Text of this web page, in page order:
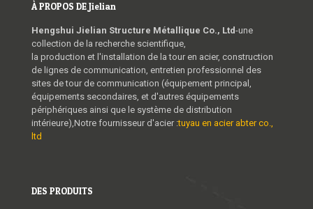
À PROPOS DE Jielian
Hengshui Jielian Structure Métallique Co., Ltd-une
collection de la recherche scientifique,
la production et l'installation de la tour en acier, construction
de lignes de communication, entretien professionnel des
sites de tour de communication (équipement principal,
équipements secondaires, et d'autres équipements
périphériques ainsi que le système de distribution
intérieure),Notre fournisseur d'acier :tuyau en acier abter co.,
ltd
DES PRODUITS